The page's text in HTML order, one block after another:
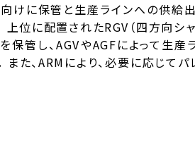
けに保管と生産ラインへの供給
上位に配置されたRGV（四方向シ
保管し、AGVやAGFによって生
また、ARMにより、必要に応じて